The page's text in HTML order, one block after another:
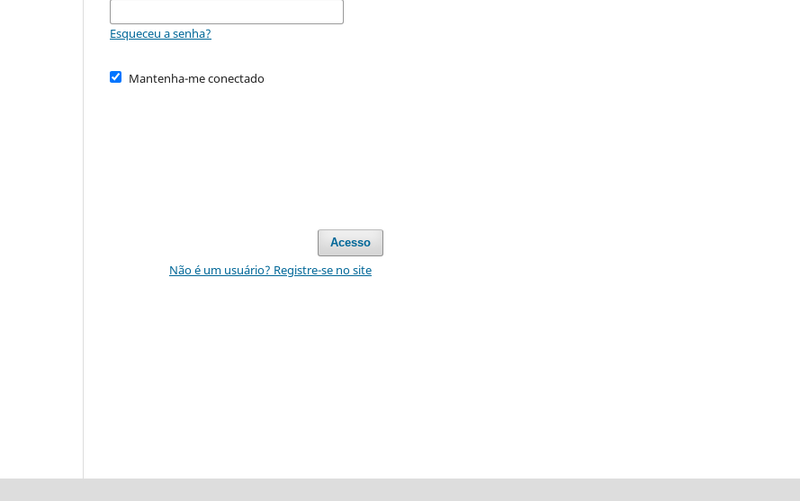
Esqueceu a senha?
Mantenha-me conectado
Acesso
Não é um usuário? Registre-se no site